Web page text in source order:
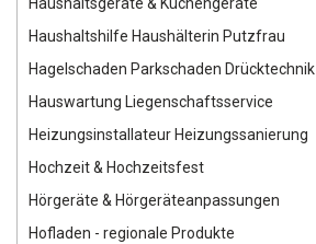
Haushaltsgeräte & Küchengeräte
Haushaltshilfe Haushälterin Putzfrau
Hagelschaden Parkschaden Drücktechnik
Hauswartung Liegenschaftsservice
Heizungsinstallateur Heizungssanierung
Hochzeit & Hochzeitsfest
Hörgeräte & Hörgeräteanpassungen
Hofladen - regionale Produkte